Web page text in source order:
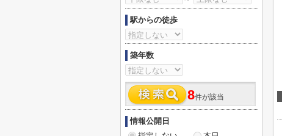
駅からの徒歩
築年数
8件が該当
情報公開日